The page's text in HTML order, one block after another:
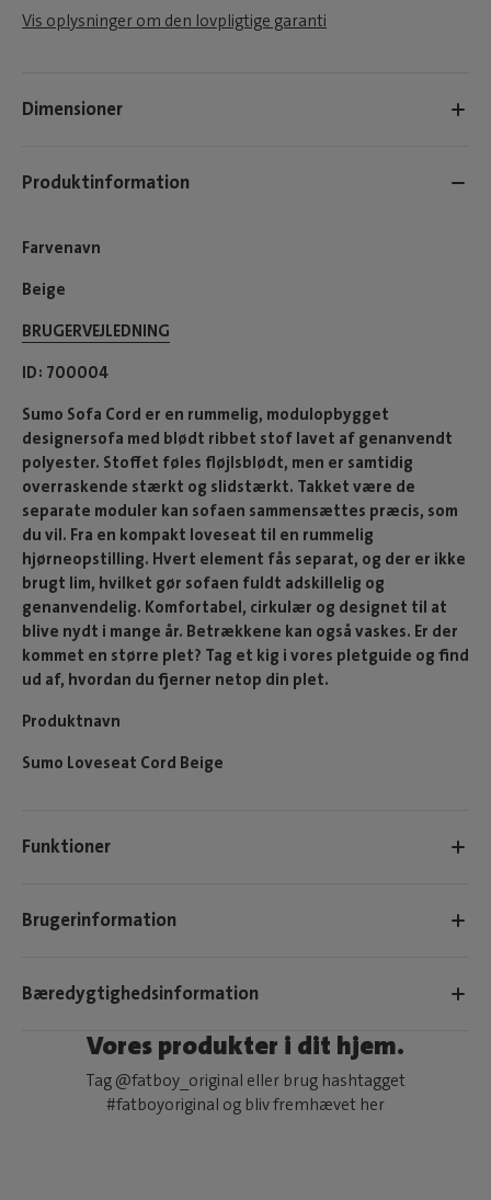
Vis oplysninger om den lovpligtige garanti
Dimensioner
Produktinformation
Farvenavn
Beige
BRUGERVEJLEDNING
ID 700004
Sumo Sofa Cord er en rummelig, modulopbygget
designersofa med blødt ribbet stof lavet af genanvendt
polyester. Stoffet føles fløjlsblødt, men er samtidig
overraskende stærkt og slidstærkt. Takket være de
separate moduler kan sofaen sammensættes præcis, som
du vil. Fra en kompakt loveseat til en rummelig
hjørneopstilling. Hvert element fås separat, og der er ikke
brugt lim, hvilket gør sofaen fuldt adskillelig og
genanvendelig. Komfortabel, cirkulær og designet til at
blive nydt i mange år. Betrækkene kan også vaskes. Er der
kommet en større plet? Tag et kig i vores pletguide og find
ud af, hvordan du fjerner netop din plet.
Produktnavn
Sumo Loveseat Cord Beige
Funktioner
Brugerinformation
Bæredygtighedsinformation
Vores produkter i dit hjem.
Tag @fatboy_original eller brug hashtagget
#fatboyoriginal og bliv fremhævet her